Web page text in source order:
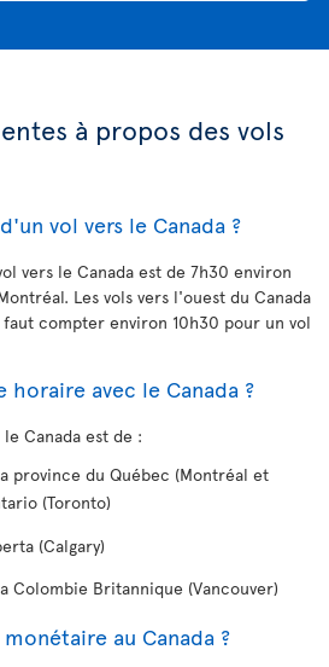
à propos des vols
vol vers le Canada ?
vers le Canada est de 7h30 environ
Les vols vers l'ouest du Canada
compter environ 10h30 pour un vol
horaire avec le Canada ?
Canada est de :
province du Québec (Montréal et
(Toronto)
(Calgary)
Colombie Britannique (Vancouver)
au Canada ?